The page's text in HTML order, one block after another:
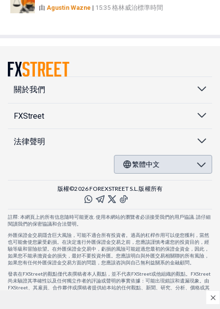
由 Agustin Wazne | 15:35 格林威治標準時間
關於我們
FXStreet
法律聲明
繁體中文
版權©2026 FOREXSTREET S.L.版權所有
註釋: 本網頁上的所有信息隨時可能更改. 使用本網站的瀏覽者必須接受我們的用戶協議. 請仔細
閱讀我們的保密協議和合法聲明。
外匯保證金交易隱含巨大風險，可能不適合所有投資者。過高的杠桿作用可以使您獲利，當然
也可能會使您蒙受虧損。在決定進行外匯保證金交易之前，您應該謹慎考慮您的投資目的，經
驗等級和冒險欲望。在外匯保證金交易中，虧損的風險可能超過您最初的保證金資金，因此，
如果您不能承擔資金的損失，最好不要投資外匯。您應該明白與外匯交易相關聯的所有風險，
如果您有任何外匯保證金交易方面的問題，您應該咨詢與自己無利益關系的金融顧問。
發表在FXStreet的觀點僅代表撰稿者本人觀點，並不代表FXStreet或他組織的觀點。FXStreet
尚未驗證其準確性以及任何獨立作者的評論或聲明的事實依據：可能出現錯誤和遺漏現象。由
FXStreet、其雇員、合作夥伴或撰稿者提供給本站的任何觀點、新聞、研究、分析、價格或其